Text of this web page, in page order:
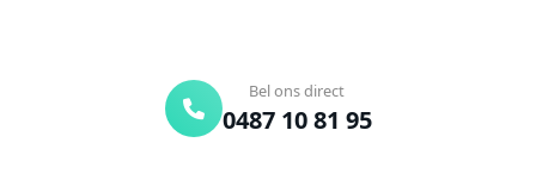
Bel ons direct
0487 10 81 95